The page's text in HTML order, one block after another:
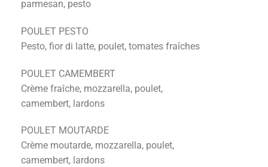
parmesan, pesto
POULET PESTO
Pesto, fior di latte, poulet, tomates fraîches
POULET CAMEMBERT
Crème fraîche, mozzarella, poulet,
camembert, lardons
POULET MOUTARDE
Crème moutarde, mozzarella, poulet,
camembert, lardons